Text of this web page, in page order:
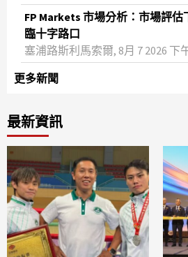
FP Markets 市場分析：市場評
臨十字路口
塞浦路斯利馬索爾, 8月 7 2026 下
更多新聞
最新資訊